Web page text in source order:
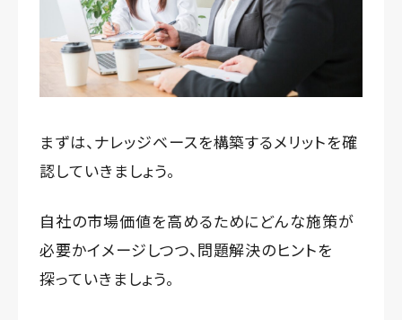
まずは、ナレッジベースを構築するメリットを確
認していきましょう。
自社の市場価値を高めるためにどんな施策が
必要かイメージしつつ、問題解決のヒントを
探っていきましょう。